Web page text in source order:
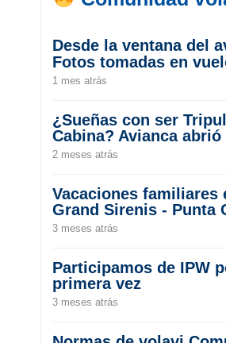
Desde la ventana del
Fotos tomadas en
1 mes atrás
¿Sueñas con ser
Cabina? Avianca abrió
2 meses atrás
Vacaciones familiares
Grand Sirenis - Punta
3 meses atrás
Participamos de IPW
primera vez
3 meses atrás